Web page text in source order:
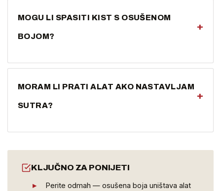
uklone ostaci razrjeđivača.
MOGU LI SPASITI KIST S OSUŠENOM
BOJOM?
+
Ponekad, namakanjem u odgovarajućem sredstvu, ali
odmah nakon rada.
MORAM LI PRATI ALAT AKO NASTAVLJAM
SUTRA?
+
do zraka. Za dulje stanke ipak ga operite jer se boja u
vlaknima stvrdne.
KLJUČNO ZA PONIJETI
Perite odmah — osušena boja uništava alat